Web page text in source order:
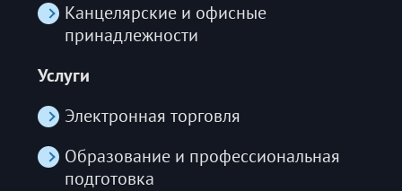
Канцелярские и офисные
принадлежности
Услуги
Электронная торговля
Образование и профессиональная
подготовка